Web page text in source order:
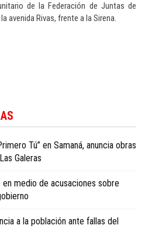
de la Federación de Juntas de
avenida Rivas, frente a la Sirena.
Tú” en Samaná, anuncia obras
Galeras
medio de acusaciones sobre
a la población ante fallas del